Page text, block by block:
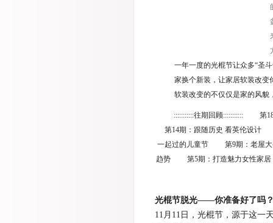
一年一度的光棍节让众多“圣
家换个新装，让家居软装改变
软装改变的不仅仅是家的风貌
:::::::::::往期回顾::::::::::: 第18
第14期：跟随历史 看英伦设
一起过的儿童节 第9期：老屋大
趋势 第5期：打造魅力女性家
光棍节脱光——你准备好了吗
11月11日，光棍节，源于这一